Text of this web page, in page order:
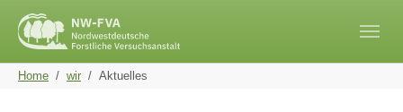
You are here:
Home wir Aktuelles